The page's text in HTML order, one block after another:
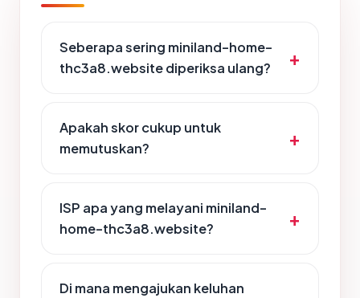
Seberapa sering miniland-home-
thc3a8.website diperiksa ulang?
Apakah skor cukup untuk
memutuskan?
ISP apa yang melayani miniland-
home-thc3a8.website?
Di mana mengajukan keluhan